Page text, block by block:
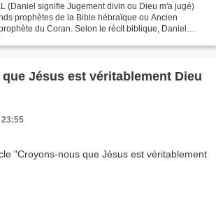
(Daniel signifie Jugement divin ou Dieu m'a jugé)
prophètes de la Bible hébraïque ou Ancien
du Coran. Selon le récit biblique, Daniel
Jésus est véritablement Dieu
23:55